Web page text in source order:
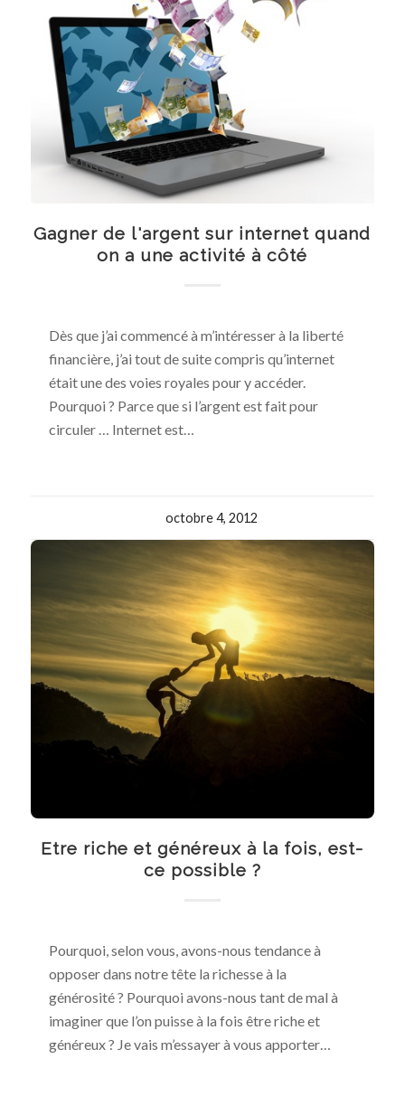
Gagner de l'argent sur internet quand
on a une activité à côté
Dès que j’ai commencé à m’intéresser à la liberté
financière, j’ai tout de suite compris qu’internet
était une des voies royales pour y accéder.
Pourquoi ? Parce que si l’argent est fait pour
circuler … Internet est…
octobre 4, 2012
Etre riche et généreux à la fois, est-
ce possible ?
Pourquoi, selon vous, avons-nous tendance à
opposer dans notre tête la richesse à la
générosité ? Pourquoi avons-nous tant de mal à
imaginer que l’on puisse à la fois être riche et
généreux ? Je vais m’essayer à vous apporter…